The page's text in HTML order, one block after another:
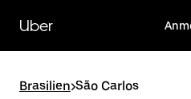
zum
Hauptinhalt
Uber
Brasilien>São Carlos